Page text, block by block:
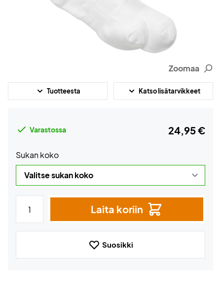
Zoomaa
Tuotteesta Katso lisätarvikkeet
Varastossa 24,95 €
Sukan koko
Laita koriin
Suosikki